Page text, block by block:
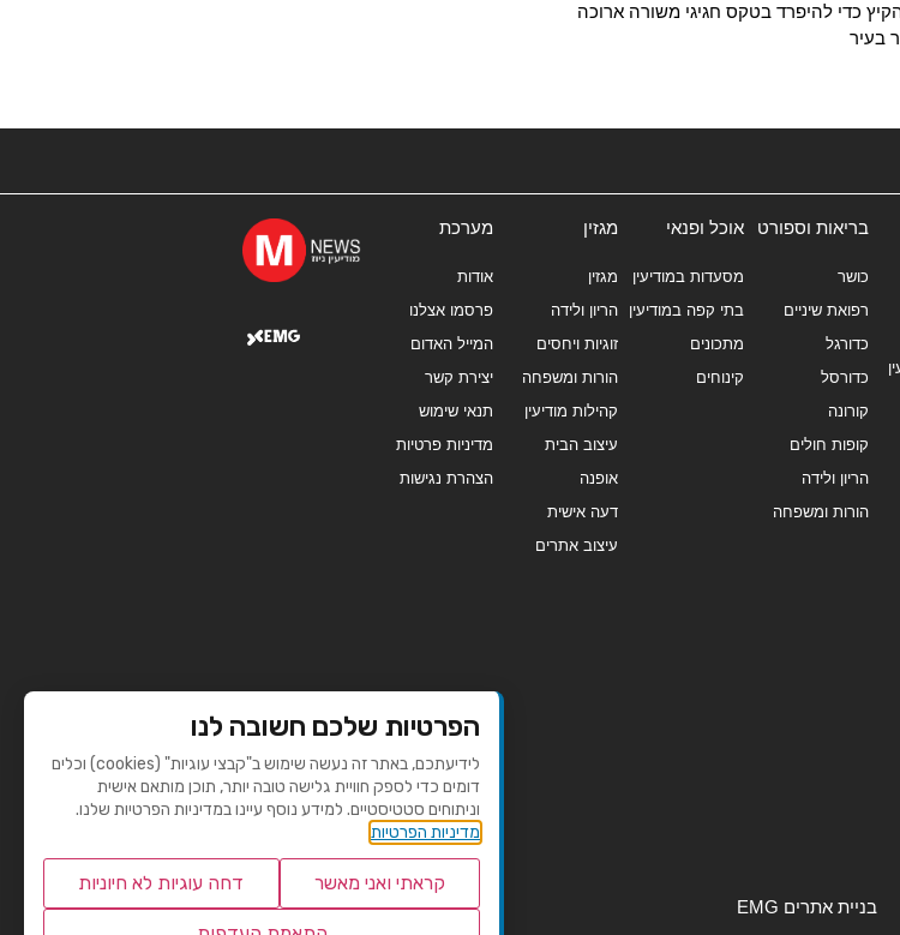
כדי להיפרד בטקס חגיגי משורה ארוכה
בעיר
בריאות וספורט
כושר
רפואת שיניים
כדורגל
כדורסל
קורונה
קופות חולים
הריון ולידה
הורות ומשפחה
אוכל ופנאי
מסעדות במודיעין
בתי קפה במודיעין
מתכונים
קינוחים
מגזין
מגזין
הריון ולידה
זוגיות ויחסים
הורות ומשפחה
קהילות מודיעין
עיצוב הבית
אופנה
דעה אישית
עיצוב אתרים
מערכת
אודות
פרסמו אצלנו
המייל האדום
יצירת קשר
תנאי שימוש
מדיניות פרטיות
הצהרת נגישות
בניית אתרים EMG
הפרטיות שלכם חשובה לנו
לידיעתכם, באתר זה נעשה שימוש ב"קבצי עוגיות" (cookies) וכלים
דומים כדי לספק חוויית גלישה טובה יותר, תוכן מותאם אישית
וניתוחים סטטיסטיים. למידע נוסף עיינו במדיניות הפרטיות שלנו.
מדיניות הפרטיות
קראתי ואני מאשר דחה עוגיות לא חיוניות